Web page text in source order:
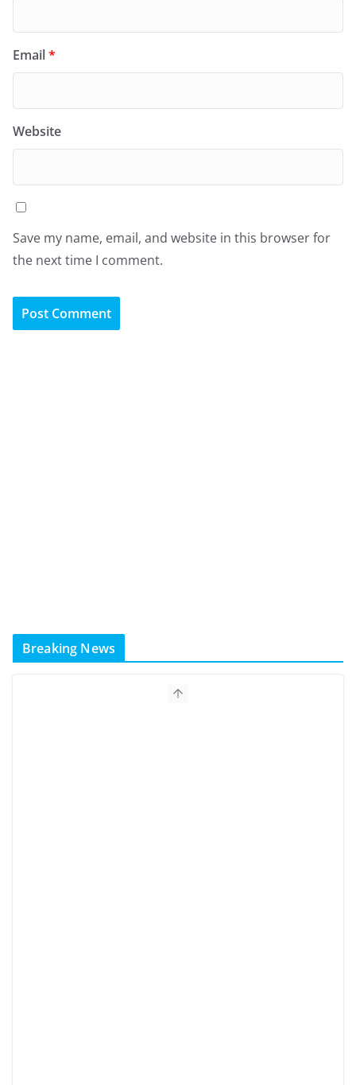
Email*
Website
Save my name, email, and website in this browser for
the next time I comment.
Breaking News